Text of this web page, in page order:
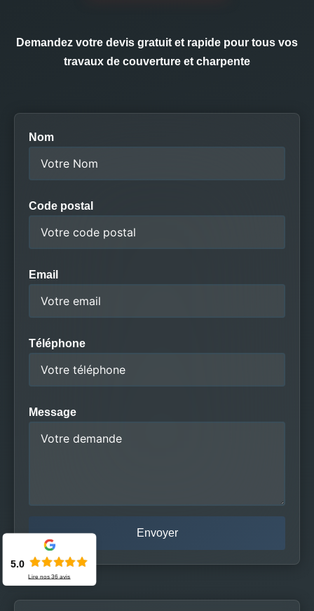
Demandez votre devis gratuit et rapide pour tous vos
travaux de couverture et charpente
Nom
Code postal
Email
Téléphone
Message
5.0
Lire nos36 avis